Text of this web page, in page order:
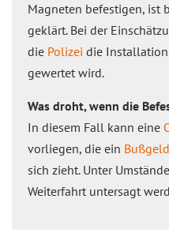
Magneten befestigen, ist
geklärt. Bei der
die Polizei die Installation
gewertet wird.
Was droht, wenn die
In diesem Fall kann eine
vorliegen, die ein Bußgeld
sich zieht. Unter
Weiterfahrt untersagt